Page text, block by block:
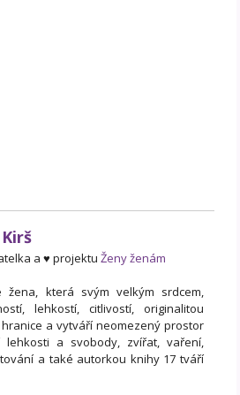
a ♥ projektuŽeny ženám
žena, která svým velkým srdcem,
lehkostí, citlivostí, originalitou
a vytváří neomezený prostor
lehkosti a svobody, zvířat, vaření,
a také autorkou knihy 17 tváří